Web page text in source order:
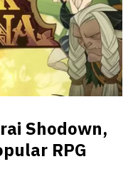
Shodown,
RPG